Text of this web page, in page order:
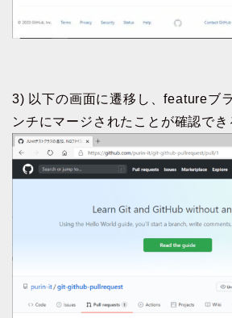
3) 以下の画面に遷移し、featureブ
ンチにマージされたことが確認でき